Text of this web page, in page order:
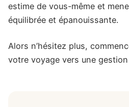
estime de vous-même et
équilibrée et épanouissante.
Alors n’hésitez plus,
votre voyage vers une